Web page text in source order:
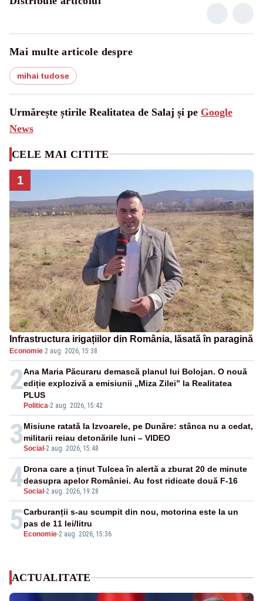
Mai multe articole despre
mihai tudose
Urmărește știrile Realitatea de Salaj și pe Google
News
CELE MAI CITITE
1
Infrastructura irigațiilor din România, lăsată în paragină
Economie·2 aug. 2026, 15:38
2
Politica-2 aug. 2026, 15:42
Ana Maria Păcuraru demască planul lui Bolojan. O nouă
ediție explozivă a emisiunii „Miza Zilei” la Realitatea
PLUS
3Social -2 aug. 2026, 15:48
Misiune ratată la Izvoarele, pe Dunăre: stânca nu a cedat,
militarii reiau detonările luni – VIDEO
4Social -2 aug. 2026, 19:28
Drona care a ținut Tulcea în alertă a zburat 20 de minute
deasupra apelor României. Au fost ridicate două F-16
5 Economie-2 aug. 2026, 15:36
Carburanții s-au scumpit din nou, motorina este la un
pas de 11 lei/litru
ACTUALITATE